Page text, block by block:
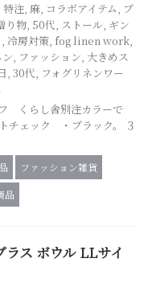
特注, 麻, コラボアイテム, ブ
り物, 50代, ストール, ギン
, 冷房対策, fog linen work,
ン, ファッション, 大きめス
, 30代, フォグリネンワー
くらし舎別注カラーで
チェック ・ブラック。 ３
ファッション雑貨
品
ス ボウル LLサイ